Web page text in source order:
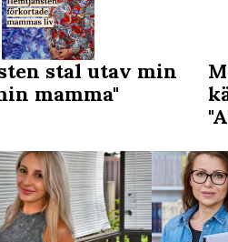
stal utav min
mamma"